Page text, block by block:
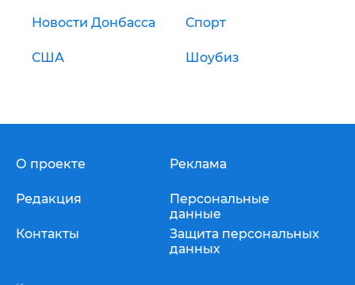
Новости Донбасса Спорт
США Шоубиз
О проекте
Редакция
Контакты
Реклама
Персональные
данные
Защита персональных
данных